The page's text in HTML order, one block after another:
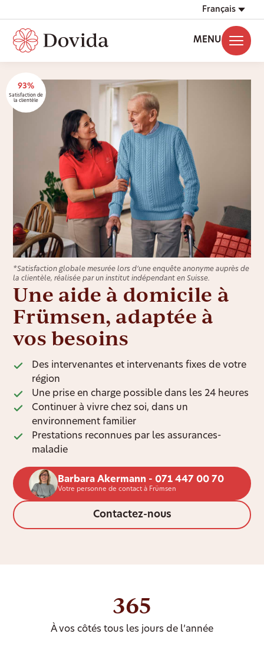
Français
MENU
93%
Satisfaction de
la clientèle
*Satisfaction globale mesurée lors d’une enquête anonyme auprès de
la clientèle, réalisée par un institut indépendant en Suisse.
Une aide à domicile à
Frümsen, adaptée à
vos besoins
Des intervenantes et intervenants fixes de votre
région
Une prise en charge possible dans les 24 heures
Continuer à vivre chez soi, dans un
environnement familier
Prestations reconnues par les assurances-
maladie
Barbara Akermann - 071 447 00 70
Votre personne de contact à Frümsen
Contactez-nous
365
À vos côtés tous les jours de l’année